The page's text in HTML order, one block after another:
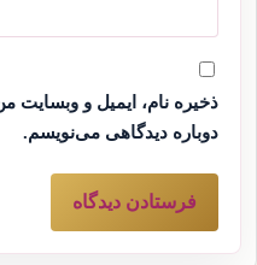
ذخیره نام، ایمیل و وبسایت
دوباره دیدگاهی می‌نویسم.